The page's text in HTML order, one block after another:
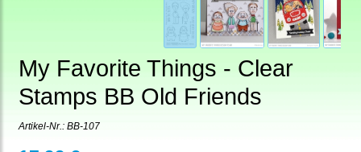
My Favorite Things - Clear
Stamps BB Old Friends
Artikel-Nr.: BB-107